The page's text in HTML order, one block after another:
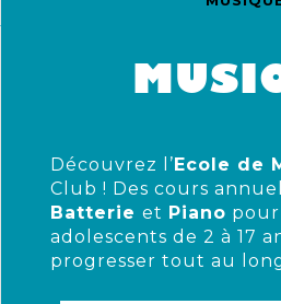
Découvrez l’Ecole de
Club ! Des cours
Batterie et Piano
adolescents de 2 à 17
progresser tout au